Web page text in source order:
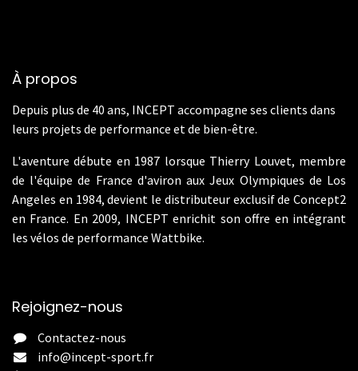
À propos
Depuis plus de 40 ans, INCEPT accompagne ses clients dans
leurs projets de performance et de bien-être.
L'aventure débute en 1987 lorsque Thierry Louvet, membre
de l'équipe de France d'aviron aux Jeux Olympiques de Los
Angeles en 1984, devient le distributeur exclusif de Concept2
en France. En 2009, INCEPT enrichit son offre en intégrant
les vélos de performance Wattbike.
Rejoignez-nous
Contactez-nous
info@incept-sport.fr